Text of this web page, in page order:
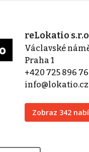
reLokatio
Václavské
Praha 1
+420 725 896
info@lokatio.cz
Zobraz 342